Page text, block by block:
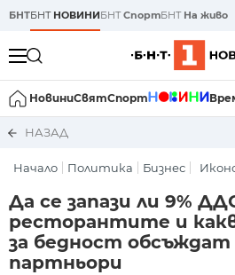
БНТБНТ НОВИНИБНТСпортБНТ На живо
НовиниСвятСпорт
НАЗАД
Начало Политика Бизнес
Да се запази ли 9%
ресторантите и
за бедност
партньори